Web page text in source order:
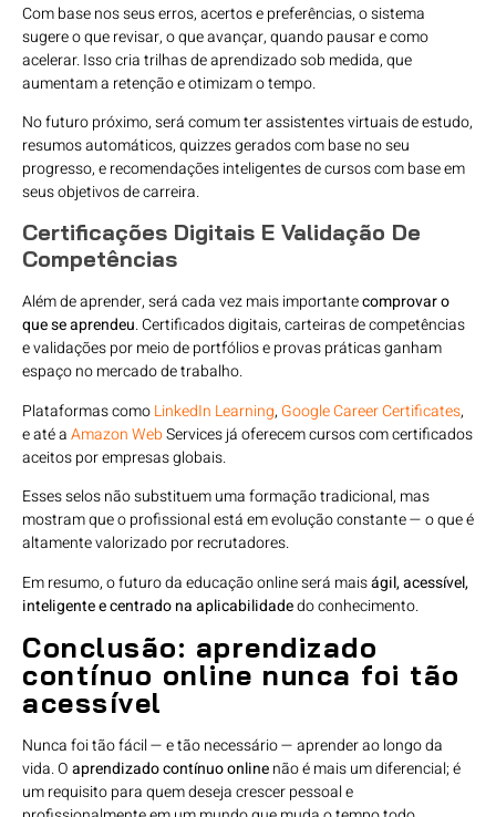
Com base nos seus erros, acertos e preferências, o sistema
sugere o que revisar, o que avançar, quando pausar e como
acelerar. Isso cria trilhas de aprendizado sob medida, que
aumentam a retenção e otimizam o tempo.
No futuro próximo, será comum ter assistentes virtuais de estudo,
resumos automáticos, quizzes gerados com base no seu
progresso, e recomendações inteligentes de cursos com base em
seus objetivos de carreira.
Certificações Digitais E Validação De
Competências
Além de aprender, será cada vez mais importantecomprovar o
que se aprendeu. Certificados digitais, carteiras de competências
e validações por meio de portfólios e provas práticas ganham
espaço no mercado de trabalho.
Plataformas comoLinkedIn Learning, Google Career Certificates,
e até aAmazon WebServices já oferecem cursos com certificados
aceitos por empresas globais.
Esses selos não substituem uma formação tradicional, mas
mostram que o profissional está em evolução constante — o que é
altamente valorizado por recrutadores.
Em resumo, o futuro da educação online será maiságil, acessível,
inteligente e centrado na aplicabilidadedo conhecimento.
Conclusão: aprendizado
contínuo online nunca foi tão
acessível
Nunca foi tão fácil — e tão necessário — aprender ao longo da
vida. Oaprendizado contínuo onlinenão é mais um diferencial; é
um requisito para quem deseja crescer pessoal e